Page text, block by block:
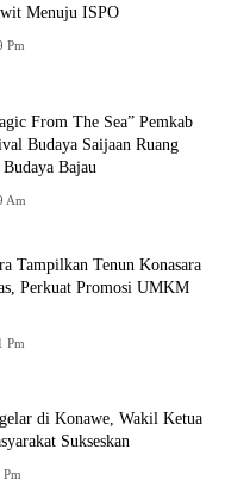
Menuju ISPO
Pm
From The Sea” Pemkab
Budaya Saijaan Ruang
Bajau
Am
Tampilkan Tenun Konasara
Perkuat Promosi UMKM
Pm
di Konawe, Wakil Ketua
Sukseskan